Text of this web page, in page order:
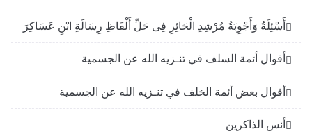
أَسْئِلَةُ وَأَجْوِبَةُ مُرْشِدِ الْحَائِرِ فِى حَلِّ أَلْفَاظِ رِسَالَةِ ابْنِ عَسَاكِرَ
أقوال أئمة السلف في تنـزيه الله عن الجسمية
أقوال بعض أئمة الخلف في تنـزيه الله عن الجسمية
أنس الذاكرين